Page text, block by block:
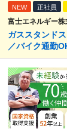
NEW 正社員
富士エネルギー株
ガススタンド
／バイク通勤